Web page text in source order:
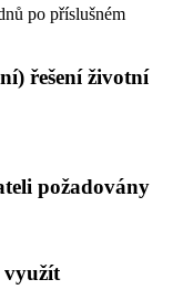
po příslušném
řešení životní
požadovány
využít